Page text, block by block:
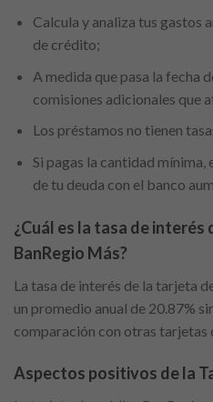
Calcula y analiza tus gastos
de crédito;
A medida que pasa la fecha
comisiones adicionales que
Los préstamos no tienen
Si pagas la cantidad
de tu deuda con el banco
¿Cuál es la tasa de
BanRegio Más?
La tasa de interés de la tarjeta
un promedio anual de 20.87%
comparación con otras tarjetas
Aspectos positivos de la